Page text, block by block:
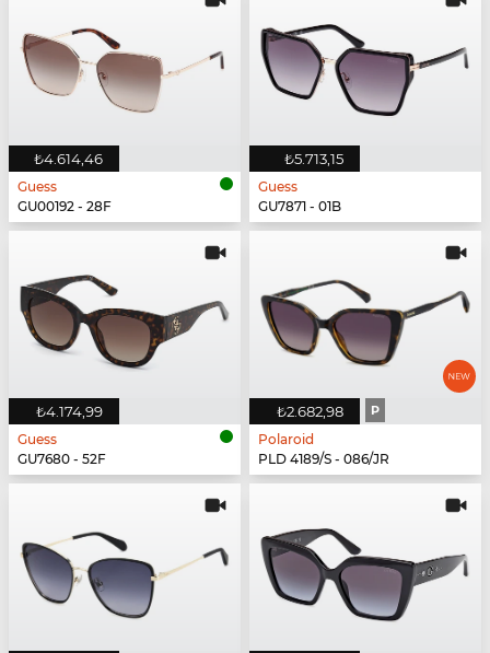
₺4.614,46
Guess
GU00192 - 28F
₺5.713,15
Guess
GU7871 - 01B
₺4.174,99
Guess
GU7680 - 52F
₺2.682,98 P
Polaroid
PLD 4189/S - 086/JR